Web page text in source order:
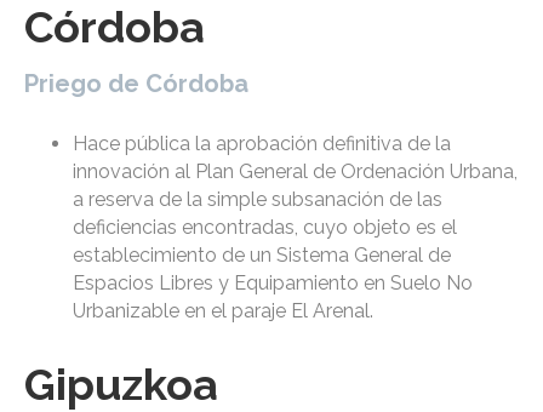
Córdoba
Priego de Córdoba
Hace pública la aprobación definitiva de la
innovación al Plan General de Ordenación Urbana,
a reserva de la simple subsanación de las
deficiencias encontradas, cuyo objeto es el
establecimiento de un Sistema General de
Espacios Libres y Equipamiento en Suelo No
Urbanizable en el paraje El Arenal.
Gipuzkoa